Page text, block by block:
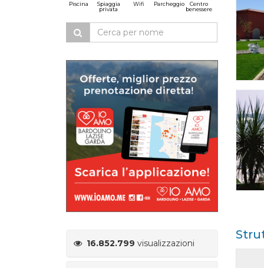
Piscina
Spiaggia
privata
Wifi Parcheggio
Centro
benessere
16.852.799 visualizzazioni